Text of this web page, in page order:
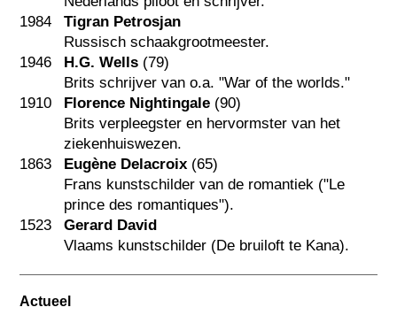
1984
Tigran Petrosjan
Russisch schaakgrootmeester.
1946
H.G. Wells (79)
Brits schrijver van o.a. "War of the worlds."
1910
Florence Nightingale (90)
Brits verpleegster en hervormster van het
ziekenhuiswezen.
1863
Eugène Delacroix (65)
Frans kunstschilder van de romantiek ("Le
prince des romantiques").
1523
Gerard David
Vlaams kunstschilder (De bruiloft te Kana).
Actueel